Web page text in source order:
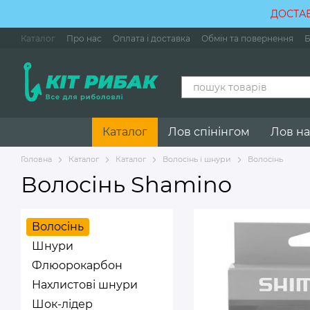
Каталог Про нас Оплата і доставка Обмін та повернення
Каталог Лов спінінгом Лов
Головна Каталог Каталог Волосінь і шнури Волосінь
Волосінь Shamino
Волосінь
Шнури
Флюорокарбон
Нахлистові шнури
Шок-лідер